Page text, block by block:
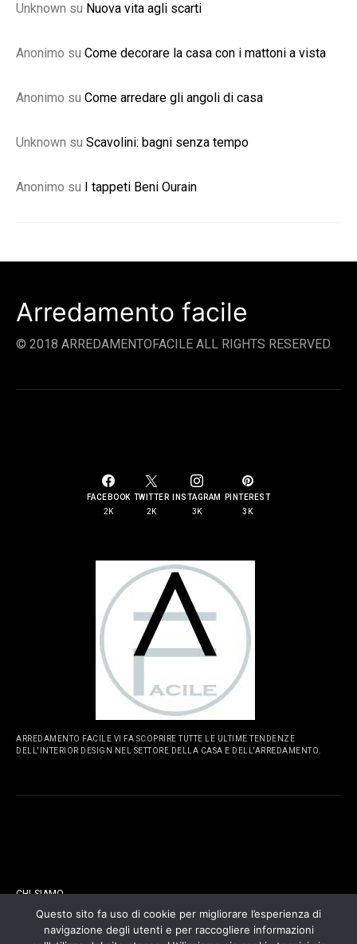
Unknown su Nuova vita agli scarti
Anonimo su Come decorare la casa con i mattoni a vista
Anonimo su Come arredare gli angoli di casa
Unknown su Scavolini: bagni senza tempo
Anonimo su I tappeti Beni Ourain
Arredamento facile
© 2018 ARREDAMENTOFACILE ALL RIGHTS RESERVED.
FACEBOOK
2K
TWITTER
2K
INSTAGRAM
3K
PINTEREST
3K
ARREDAMENTO FACILE VI FA SCOPRIRE TUTTE LE ULTIME TENDENZE
DELL'INTERIOR DESIGN NEL SETTORE DELLA CASA E DELL'ARREDAMENTO.
CHI SIAMO
CONTATTI
Questo sito fa uso di cookie per migliorare l’esperienza di
navigazione degli utenti e per raccogliere informazioni